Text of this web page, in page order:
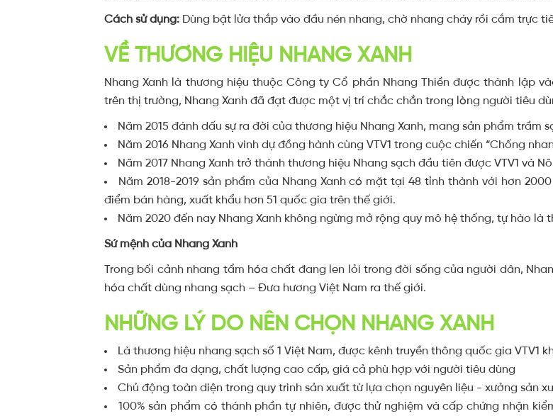
Cách sử dụng: Dùng bật lửa thắp vào đầu nén nhang, chờ nhang cháy rồi cắm trực
VỀ THƯƠNG HIỆU NHANG XANH
Nhang Xanh là thương hiệu thuộc Công ty Cổ phần Nhang Thiền được thành lập
trên thị trường, Nhang Xanh đã đạt được một vị trí chắc chắn trong lòng người tiêu
Năm 2015 đánh dấu sự ra đời của thương hiệu Nhang Xanh, mang sản phẩm trầm
Năm 2016 Nhang Xanh vinh dự đồng hành cùng VTV1 trong cuộc chiến “Chống
Năm 2017 Nhang Xanh trở thành thương hiệu Nhang sạch đầu tiên được VTV1 và
Năm 2018-2019 sản phẩm của Nhang Xanh có mặt tại 48 tỉnh thành với hơn
điểm bán hàng, xuất khẩu hơn 51 quốc gia trên thế giới.
Năm 2020 đến nay Nhang Xanh không ngừng mở rộng quy mô hệ thống, tự hào là
Sứ mệnh của Nhang Xanh
Trong bối cảnh nhang tẩm hóa chất đang len lỏi trong đời sống của người dân,
hóa chất dùng nhang sạch – Đưa hương Việt Nam ra thế giới.
NHỮNG LÝ DO NÊN CHỌN NHANG XANH
Là thương hiệu nhang sạch số 1 Việt Nam, được kênh truyền thông quốc gia VTV1
Sản phẩm đa dạng, chất lượng cao cấp, giá cả phù hợp với người tiêu dùng
Chủ động toàn diện trong quy trình sản xuất từ lựa chọn nguyên liệu - xưởng sản
100% sản phẩm có thành phần tự nhiên, được thử nghiệm và cấp chứng nhận